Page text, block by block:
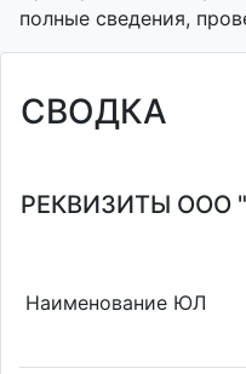
полные сведения,
СВОДКА
РЕКВИЗИТЫ ООО
Наименование ЮЛ